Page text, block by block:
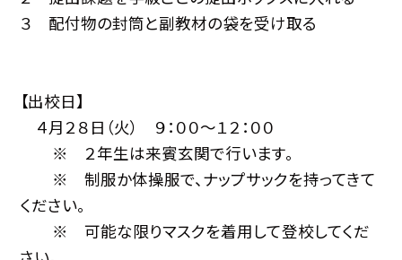
３ 配付物の封筒と副教材の袋を受け取る
【出校日】
４月２８日（火） ９：００〜１２：００
※ ２年生は来賓玄関で行います。
※ 制服か体操服で、ナップサックを持ってきて
ください。
※ 可能な限りマスクを着用して登校してくだ